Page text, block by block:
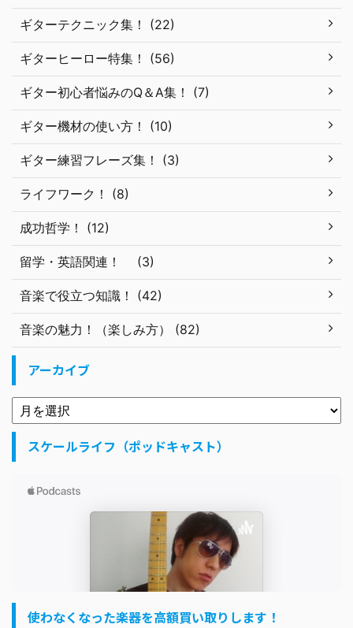
ギターテクニック集！ (22)
ギターヒーロー特集！ (56)
ギター初心者悩みのQ＆A集！ (7)
ギター機材の使い方！ (10)
ギター練習フレーズ集！ (3)
ライフワーク！ (8)
成功哲学！ (12)
留学・英語関連！ (3)
音楽で役立つ知識！ (42)
音楽の魅力！（楽しみ方） (82)
アーカイブ
スケールライフ（ポッドキャスト）
使わなくなった楽器を高額買い取りします！